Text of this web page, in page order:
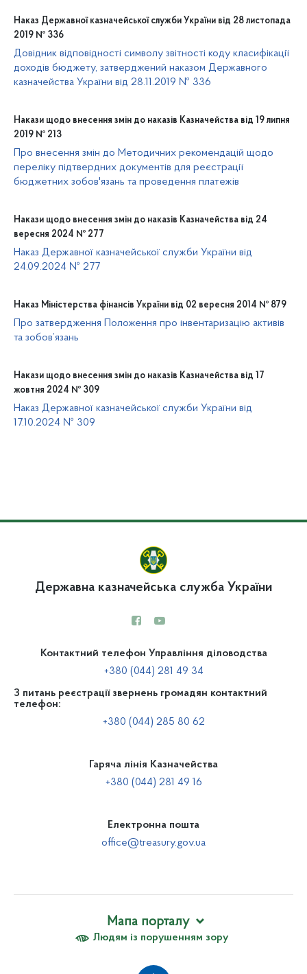
Наказ Державної казначейської служби України від 28 листопада
2019 № 336
Довідник відповідності символу звітності коду класифікації
доходів бюджету, затверджений наказом Державного
казначейства України від 28.11.2019 № 336
Накази щодо внесення змін до наказів Казначейства від 19 липня
2019 № 213
Про внесення змін до Методичних рекомендацій щодо
переліку підтвердних документів для реєстрації
бюджетних зобов'язань та проведення платежів
Накази щодо внесення змін до наказів Казначейства від 24
вересня 2024 № 277
Наказ Державної казначейської служби України від
24.09.2024 № 277
Наказ Міністерства фінансів України від 02 вересня 2014 № 879
Про затвердження Положення про інвентаризацію активів
та зобов’язань
Накази щодо внесення змін до наказів Казначейства від 17
жовтня 2024 № 309
Наказ Державної казначейської служби України від
17.10.2024 № 309
Державна казначейська служба України
Контактний телефон Управління діловодства
+380 (044) 281 49 34
З питань реєстрації звернень громадян контактний
телефон:
+380 (044) 285 80 62
Гаряча лінія Казначейства
+380 (044) 281 49 16
Електронна пошта
office@treasury.gov.ua
Людям із порушенням зору
Мапа порталу
Про Казначейство